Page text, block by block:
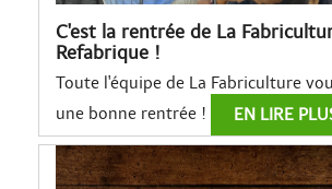
C'est la rentrée de La
Refabrique !
Toute l'équipe de La Fabriculture
une bonne rentrée !
EN LIRE